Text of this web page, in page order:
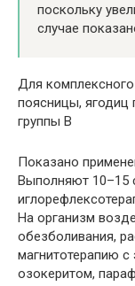
поскольку
случае
Для
поясницы, ягодиц
группы В
Показано
Выполняют 10–15
На организм
обезболивания,
магнитотерапию
озокеритом,